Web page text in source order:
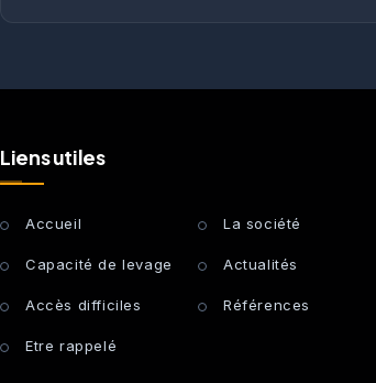
Liens utiles
Accueil La société
Capacité de levage Actualités
Accès difficiles Références
Etre rappelé